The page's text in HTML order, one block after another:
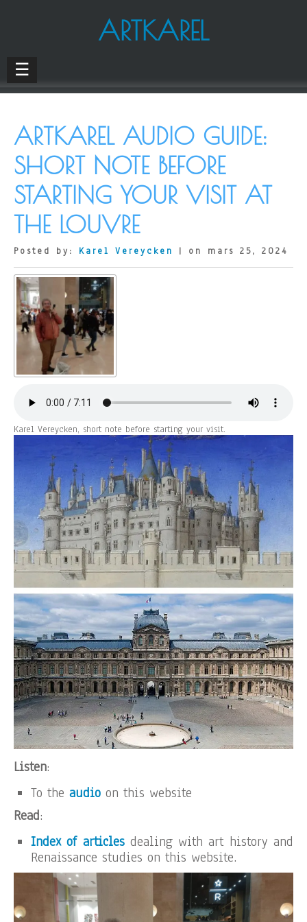
ARTKAREL
☰
ARTKAREL AUDIO GUIDE:
SHORT NOTE BEFORE
STARTING YOUR VISIT AT
THE LOUVRE
Posted by: Karel Vereycken | on mars 25, 2024
Karel Vereycken, short note before starting your visit.
Listen:
To the audio on this website
Read:
Index of articlesdealing with art history and
Renaissance studies on this website.